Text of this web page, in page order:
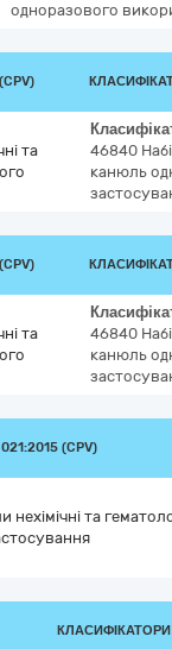
одноразового
та
46840
канюль
та
46840
канюль
(CPV)
нехімічні та
КЛАСИФІКАТОРИ